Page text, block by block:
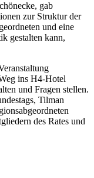
gab
zur Struktur der
und eine
gestalten kann,
ins H4-Hotel
und Fragen stellen.
Tilman
des Rates und